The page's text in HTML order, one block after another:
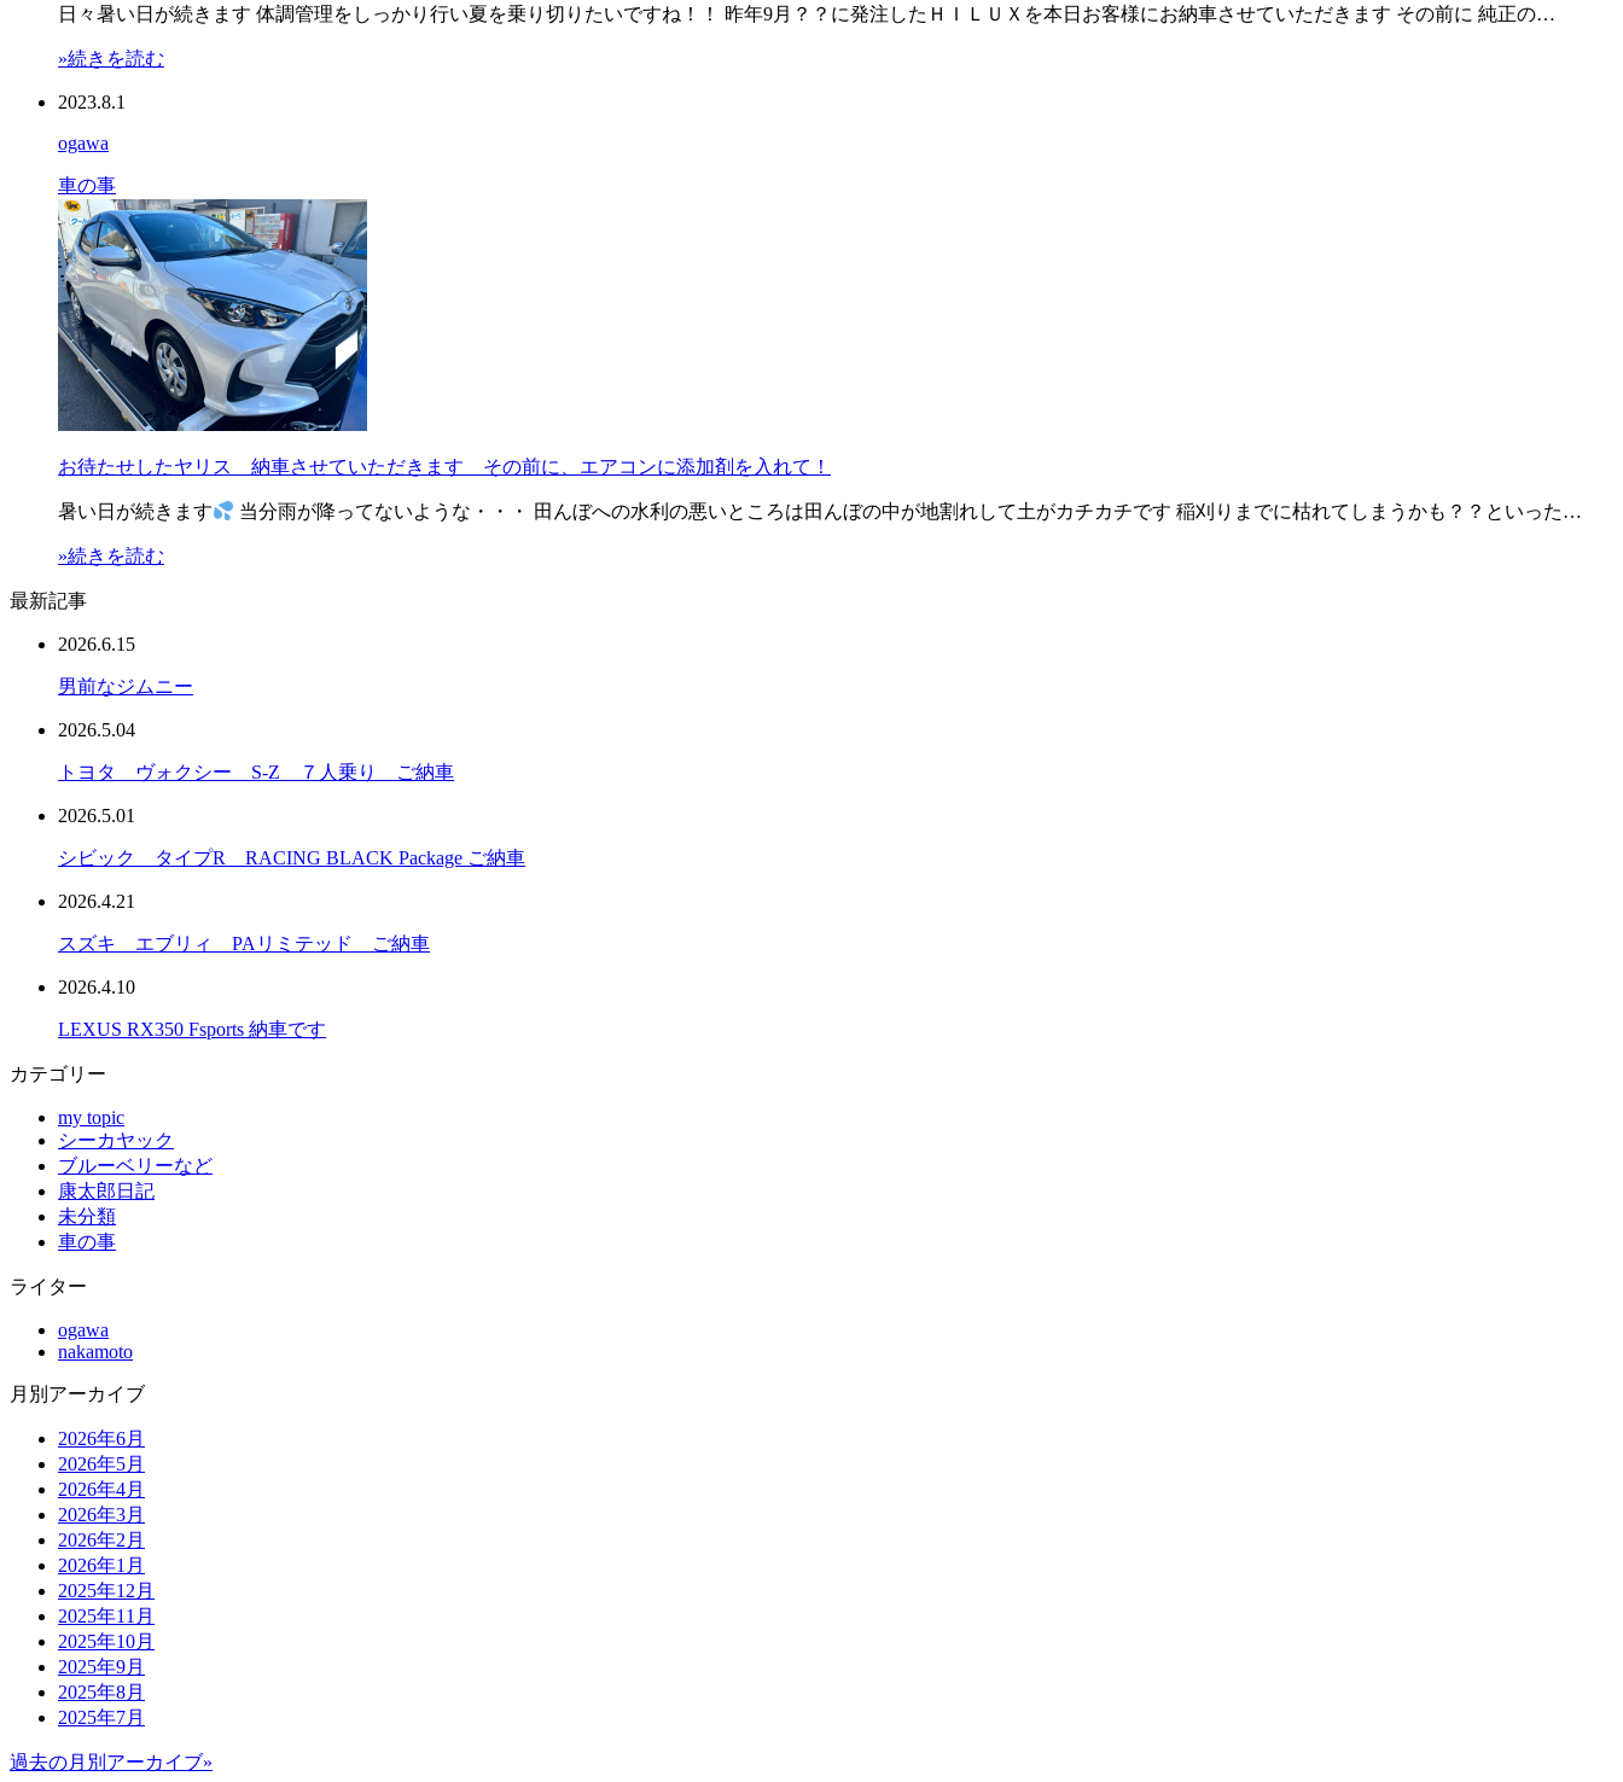
日々暑い日が続きます 体調管理をしっかり行い夏を乗り切りたいですね！！ 昨年9月？？に発注したＨＩＬＵＸを本日お客様にお納車させていただきます その前に 純正の…
»続きを読む
2023.8.1
ogawa
車の事
お待たせしたヤリス 納車させていただきます その前に、エアコンに添加剤を入れて！
暑い日が続きます 当分雨が降ってないような・・・ 田んぼへの水利の悪いところは田んぼの中が地割れして土がカチカチです 稲刈りまでに枯れてしまうかも？？といった…
»続きを読む
最新記事
2026.6.15
男前なジムニー
2026.5.04
トヨタ ヴォクシー S-Z ７人乗り ご納車
2026.5.01
シビック タイプR RACING BLACK Package ご納車
2026.4.21
スズキ エブリィ PAリミテッド ご納車
2026.4.10
LEXUS RX350 Fsports 納車です
カテゴリー
my topic
シーカヤック
ブルーベリーなど
康太郎日記
未分類
車の事
ライター
ogawa
nakamoto
月別アーカイブ
2026年6月
2026年5月
2026年4月
2026年3月
2026年2月
2026年1月
2025年12月
2025年11月
2025年10月
2025年9月
2025年8月
2025年7月
過去の月別アーカイブ»